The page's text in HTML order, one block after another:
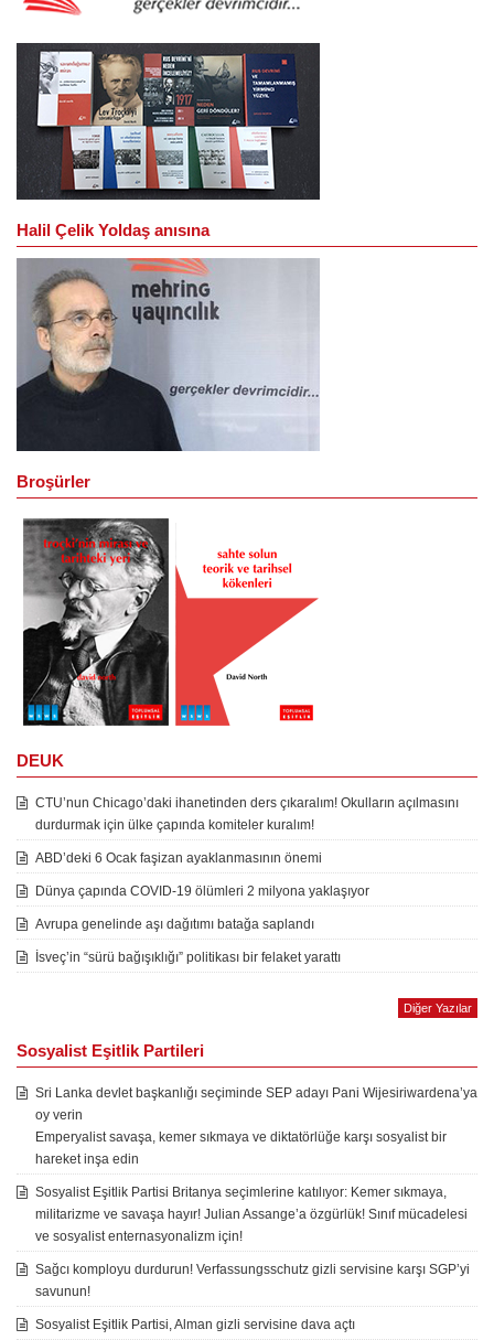
Halil Çelik Yoldaş anısına
Broşürler
DEUK
CTU’nun Chicago’daki ihanetinden ders çıkaralım! Okulların açılmasını
durdurmak için ülke çapında komiteler kuralım!
ABD’deki 6 Ocak faşizan ayaklanmasının önemi
Dünya çapında COVID-19 ölümleri 2 milyona yaklaşıyor
Avrupa genelinde aşı dağıtımı batağa saplandı
İsveç’in “sürü bağışıklığı” politikası bir felaket yarattı
Diğer Yazılar
Sosyalist Eşitlik Partileri
Sri Lanka devlet başkanlığı seçiminde SEP adayı Pani Wijesiriwardena’ya
oy verin
Emperyalist savaşa, kemer sıkmaya ve diktatörlüğe karşı sosyalist bir
hareket inşa edin
Sosyalist Eşitlik Partisi Britanya seçimlerine katılıyor: Kemer sıkmaya,
militarizme ve savaşa hayır! Julian Assange’a özgürlük! Sınıf mücadelesi
ve sosyalist enternasyonalizm için!
Sağcı komployu durdurun! Verfassungsschutz gizli servisine karşı SGP’yi
savunun!
Sosyalist Eşitlik Partisi, Alman gizli servisine dava açtı